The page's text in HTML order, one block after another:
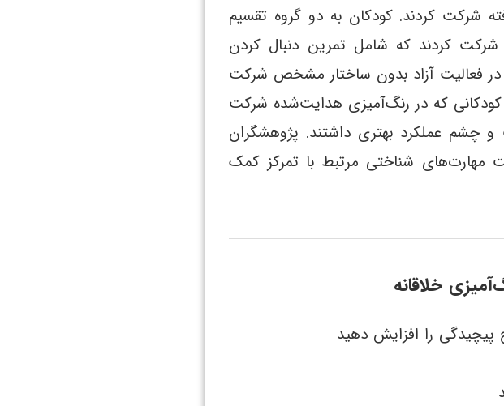
شرکت کردند. کودکان به دو گروه تقسیم
کردند که شامل تمرین دنبال کردن
فعالیت آزاد بدون ساختار مشخص شرکت
کودکانی که در رنگ‌آمیزی هدایت‌شده شرکت
چشم عملکرد بهتری داشتند. پژوهشگران
مهارت‌های شناختی مرتبط با تمرکز کمک
را افزایش دهید